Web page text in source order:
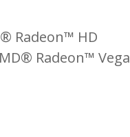
Radeon™ HD
Radeon™ Vega